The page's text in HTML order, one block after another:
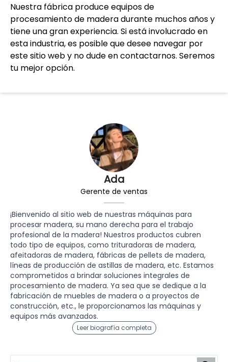
Nuestra fábrica produce equipos de
procesamiento de madera durante muchos años y
tiene una gran experiencia. Si está involucrado en
esta industria, es posible que desee navegar por
este sitio web y no dude en contactarnos. Seremos
tu mejor opción.
Ada
Gerente de ventas
¡Bienvenido al sitio web de nuestras máquinas para
procesar madera, su mano derecha para el trabajo
profesional de la madera! Nuestros productos cubren
todo tipo de equipos, como trituradoras de madera,
afeitadoras de madera, fábricas de pellets de madera,
líneas de producción de astillas de madera, etc. Estamos
comprometidos a brindar soluciones integrales de
procesamiento de madera. Ya sea que se dedique a la
fabricación de muebles de madera o a proyectos de
construcción, etc., le proporcionamos las máquinas y
equipos más avanzados.
Leer biografía completa